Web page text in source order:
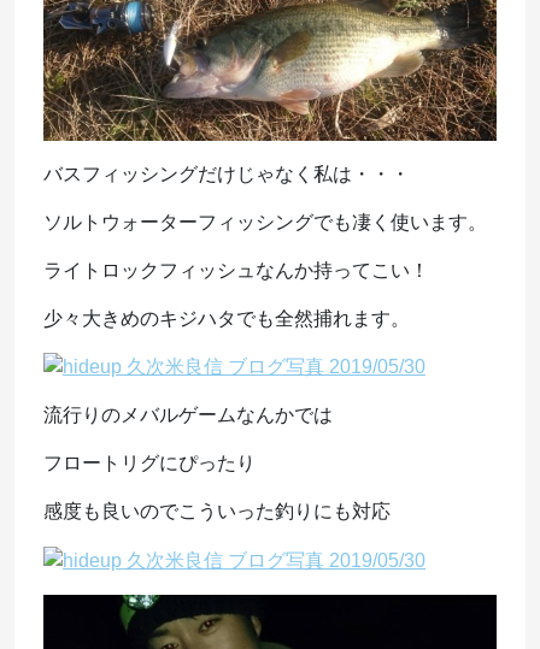
バスフィッシングだけじゃなく私は・・・
ソルトウォーターフィッシングでも凄く使います。
ライトロックフィッシュなんか持ってこい！
少々大きめのキジハタでも全然捕れます。
流行りのメバルゲームなんかでは
フロートリグにぴったり
感度も良いのでこういった釣りにも対応